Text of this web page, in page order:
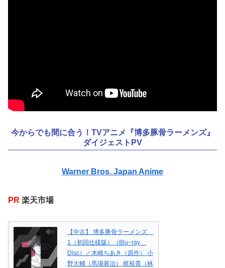
今からでも間に合う！TVアニメ『博多豚骨ラーメンズ』
ダイジェストPV
Warner Bros. Japan Anime
PR 楽天市場
【中古】 博多豚骨ラーメンズ
1（初回仕様版）（Blu−ray
Disc）／木崎ちあき（原作）,小
野大輔（馬場善治）,梶裕貴（林